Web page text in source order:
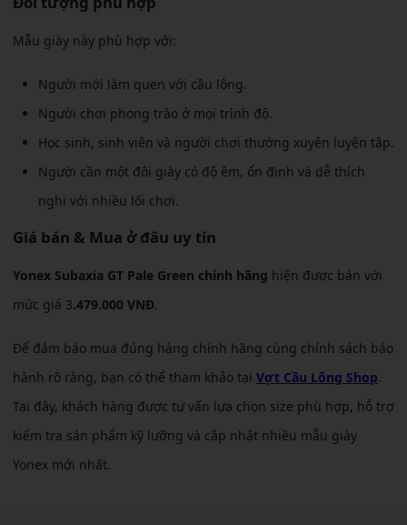
Mẫu giày này phù hợp với:
Người mới làm quen với cầu lông.
Người chơi phong trào ở mọi trình độ.
Học sinh, sinh viên và người chơi thường xuyên luyện tập.
Người cần một đôi giày có độ êm, ổn định và dễ thích
nghi với nhiều lối chơi.
Giá bán & Mua ở đâu uy tín
Yonex Subaxia GT Pale Green chính hãng hiện được bán với
mức giá 3.479.000 VNĐ.
Để đảm bảo mua đúng hàng chính hãng cùng chính sách bảo
hành rõ ràng, bạn có thể tham khảo tại Vợt Cầu Lông Shop.
Tại đây, khách hàng được tư vấn lựa chọn size phù hợp, hỗ trợ
kiểm tra sản phẩm kỹ lưỡng và cập nhật nhiều mẫu giày
Yonex mới nhất.